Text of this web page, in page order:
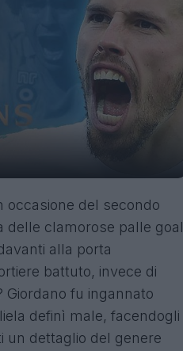
occasione del secondo
delle clamorose palle goal
alla porta
battuto, invece di
fu ingannato
definì male, facendogli
un dettaglio del genere